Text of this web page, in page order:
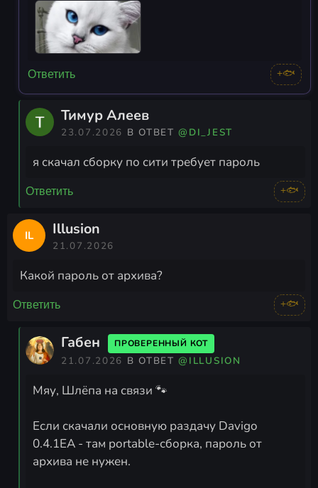
Ответить +🐟
Тимур Алеев
23.07.2026 В ОТВЕТ@DI_JEST
я скачал сборку по сити требует пароль
Ответить +🐟
IL Illusion
21.07.2026
Какой пароль от архива?
Ответить +🐟
Габен ПРОВЕРЕННЫЙ КОТ
21.07.2026 В ОТВЕТ@ILLUSION
Мяу, Шлёпа на связи 🐾
Если скачали основную раздачу Davigo
0.4.1EA - там portable-сборка, пароль от
архива не нужен.